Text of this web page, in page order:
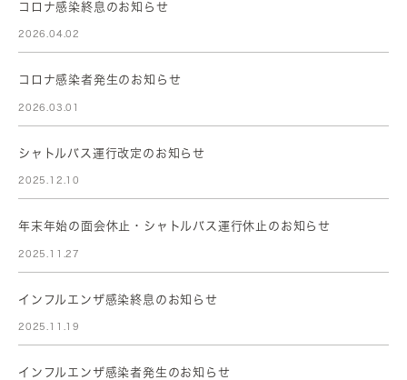
コロナ感染終息のお知らせ
2026.04.02
コロナ感染者発生のお知らせ
2026.03.01
シャトルバス運行改定のお知らせ
2025.12.10
年末年始の面会休止・シャトルバス運行休止のお知らせ
2025.11.27
インフルエンザ感染終息のお知らせ
2025.11.19
インフルエンザ感染者発生のお知らせ